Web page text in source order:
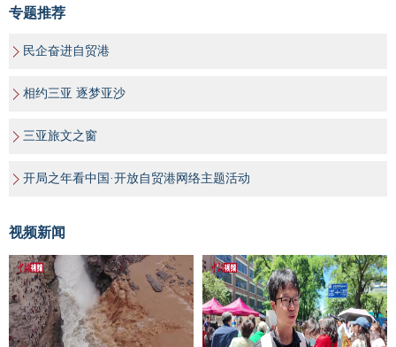
专题推荐
民企奋进自贸港
相约三亚 逐梦亚沙
三亚旅文之窗
开局之年看中国·开放自贸港网络主题活动
视频新闻